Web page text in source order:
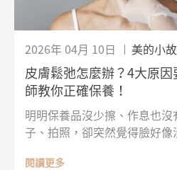
2026年 04月 10日 美的小
皮膚鬆弛怎麼辦？4大原
師教你正確保養！
明明保養品沒少擦、作息也
子、拍照，卻突然覺得臉好
齡增長、膠原蛋白流失、紫外
閱讀更多